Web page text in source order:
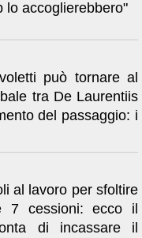
lo accoglierebbero"
può tornare al
tra De Laurentiis
del passaggio: i
al lavoro per sfoltire
7 cessioni: ecco il
di incassare il